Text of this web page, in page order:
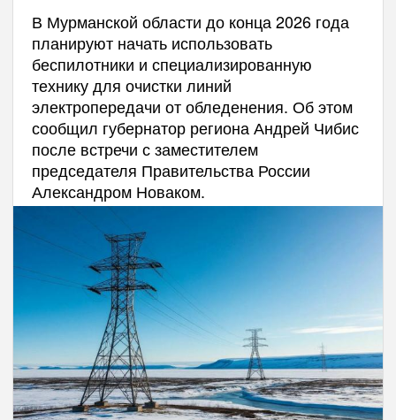
В Мурманской области до конца 2026 года
планируют начать использовать
беспилотники и специализированную
технику для очистки линий
электропередачи от обледенения. Об этом
сообщил губернатор региона Андрей Чибис
после встречи с заместителем
председателя Правительства России
Александром Новаком.